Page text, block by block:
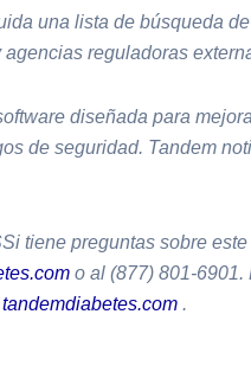
una lista de búsqueda
reguladoras
diseñada para
de seguridad. Tandem
tiene preguntas sobre
o al (877) 801-
tandemdiabetes.com .